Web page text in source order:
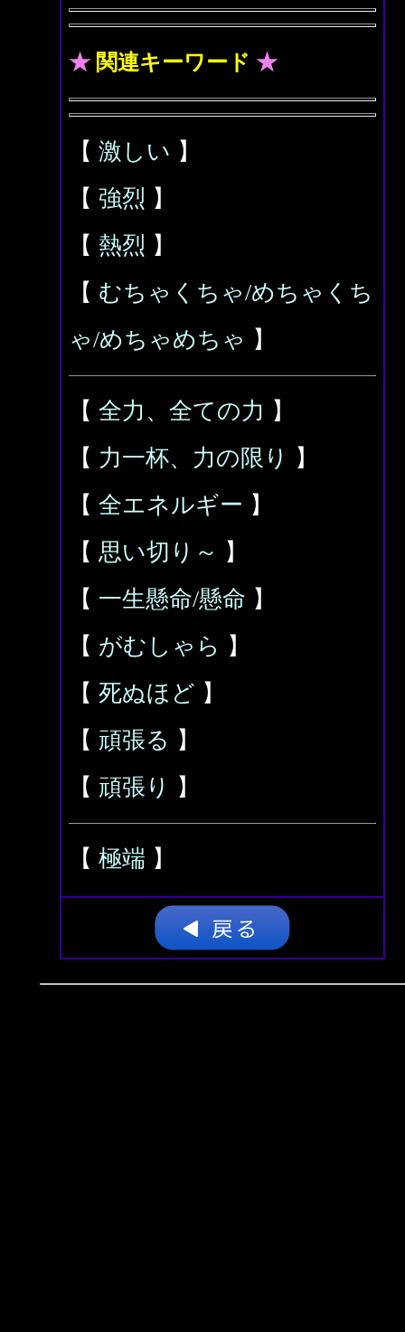
★ 関連キーワード ★
【 激しい 】
【 強烈 】
【 熱烈 】
【 むちゃくちゃ/めちゃくち
ゃ/めちゃめちゃ 】
【 全力、全ての力 】
【 力一杯、力の限り
】
【 全エネルギー 】
【 思い切り～ 】
【 一生懸命/懸命 】
【 がむしゃら 】
【 死ぬほど 】
【 頑張る 】
【 頑張り 】
【 極端 】